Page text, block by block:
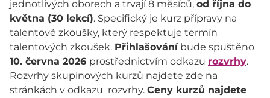
jednotlivých oborech a trvají 8 měsíců, od října do
května (30 lekcí). Specifický je kurz přípravy na
talentové zkoušky, který respektuje termín
talentových zkoušek. Přihlašováníbude spuštěno
10. června 2026 prostřednictvím odkazu rozvrhy.
Rozvrhy skupinových kurzů najdete zde na
stránkách v odkazu rozvrhy. Ceny kurzů najdete